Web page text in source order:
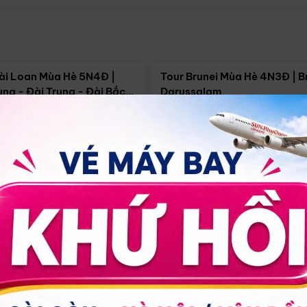
Loan Mùa Hè 5N4Đ |
- Đài Trung - Đài Bắc
18/09
Tour Brunei Mùa Hè 4N3Đ |
Darussalam
Hồ Chí Minh 4N3Đ
30/08 17/09 24/09
14.499.000đ Xem chi